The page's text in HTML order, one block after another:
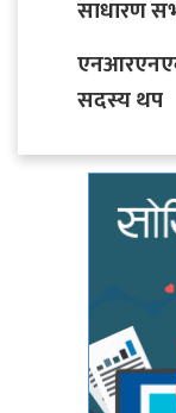
साधारण
सदस्य थप